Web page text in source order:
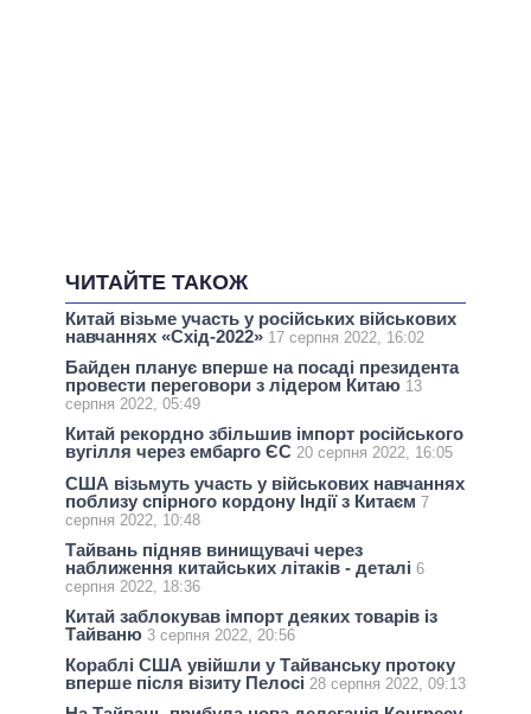
ЧИТАЙТЕ ТАКОЖ
Китай візьме участь у російських військових
навчаннях «Схід-2022» 17 серпня 2022, 16:02
Байден планує вперше на посаді президента
провести переговори з лідером Китаю 13
серпня 2022, 05:49
Китай рекордно збільшив імпорт російського
вугілля через ембарго ЄС 20 серпня 2022, 16:05
США візьмуть участь у військових навчаннях
поблизу спірного кордону Індії з Китаєм 7
серпня 2022, 10:48
Тайвань підняв винищувачі через
наближення китайських літаків - деталі 6
серпня 2022, 18:36
Китай заблокував імпорт деяких товарів із
Тайваню 3 серпня 2022, 20:56
Кораблі США увійшли у Тайванську протоку
вперше після візиту Пелосі 28 серпня 2022, 09:13